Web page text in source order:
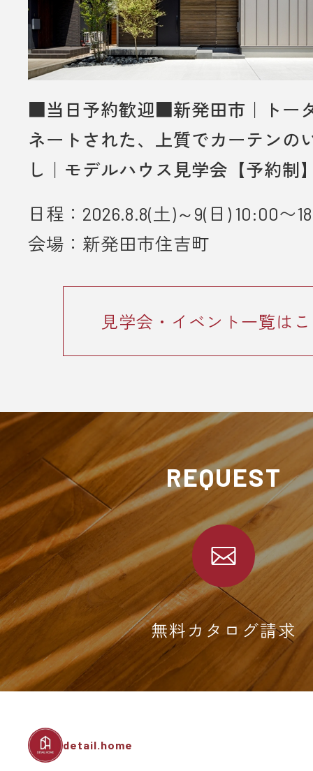
・プレゼントは、1名様（1家族様）1
させていただきます。
・過去に資料請求などでプレゼント
ただいた方は対象外とさせていただ
・未成年者様のみのご来場は対象外
いただきます。
・弊社のアンケートにご協力してい
とが条件となります。
■ 個人情報の取り扱いについて
・ご入力いただきました情報は「
■当日予約歓迎■新発田市｜トー
ネートされた、上質でカーテンの
し｜モデルハウス見学会【予約制
日程：2026.8.8(土)～9(日) 10:00〜
会場：新発田市住吉町
見学会・イベント一覧は
REQUEST
無料カタログ請求
detail.home